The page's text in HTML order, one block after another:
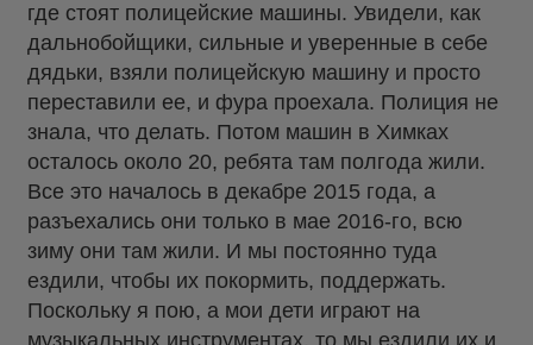
где стоят полицейские машины. Увидели, как
дальнобойщики, сильные и уверенные в себе
дядьки, взяли полицейскую машину и просто
переставили ее, и фура проехала. Полиция не
знала, что делать. Потом машин в Химках
осталось около 20, ребята там полгода жили.
Все это началось в декабре 2015 года, а
разъехались они только в мае 2016-го, всю
зиму они там жили. И мы постоянно туда
ездили, чтобы их покормить, поддержать.
Поскольку я пою, а мои дети играют на